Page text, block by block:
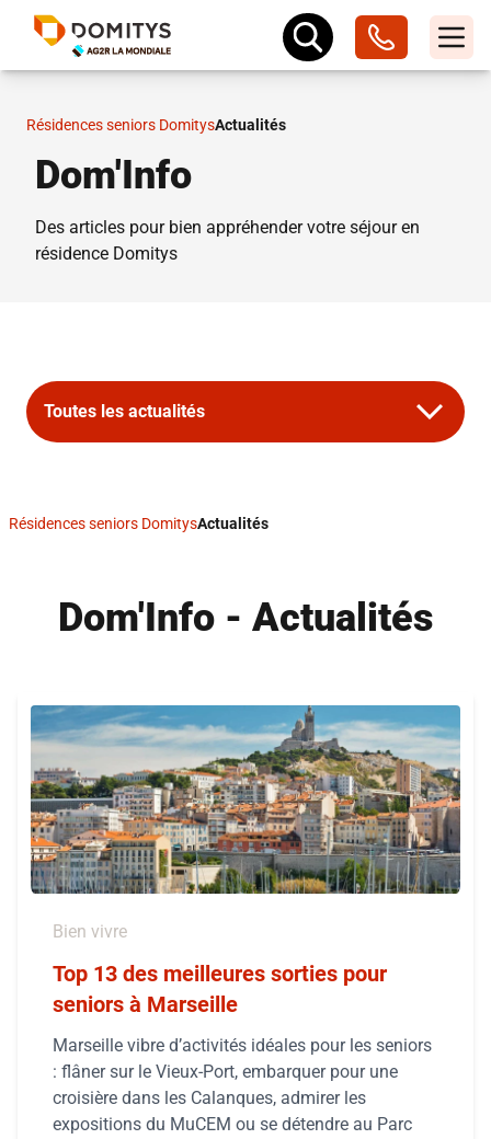
Résidences seniors DomitysActualités
Dom'Info
Des articles pour bien appréhender votre séjour en
résidence Domitys
Toutes les actualités
Résidences seniors DomitysActualités
Dom'Info - Actualités
Bien vivre
Top 13 des meilleures sorties pour
seniors à Marseille
Marseille vibre d’activités idéales pour les seniors
: flâner sur le Vieux-Port, embarquer pour une
croisière dans les Calanques, admirer les
expositions du MuCEM ou se détendre au Parc